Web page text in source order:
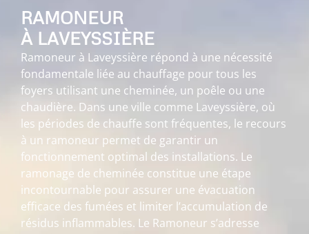
RAMONEUR
À LAVEYSSIÈRE
Ramoneur à Laveyssière répond à une nécessité
fondamentale liée au chauffage pour tous les
foyers utilisant une cheminée, un poêle ou une
chaudière. Dans une ville comme Laveyssière, où
les périodes de chauffe sont fréquentes, le recours
à un ramoneur permet de garantir un
fonctionnement optimal des installations. Le
ramonage de cheminée constitue une étape
incontournable pour assurer une évacuation
efficace des fumées et limiter l’accumulation de
résidus inflammables. Le Ramoneur s’adresse